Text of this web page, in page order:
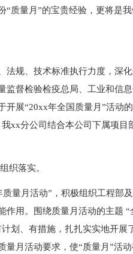
“质量月”的宝贵经验，更将是
法规、技术标准执行力度，深
监督检验检疫总局、工业和信
开展“20xx年全国质量月”活动
xx分公司结合本公司下属项
织落实。
量月活动”，积极组织工程部
作用。围绕质量月活动的主题
划、有措施，扎扎实实地开
月活动要求，使“质量月”活动